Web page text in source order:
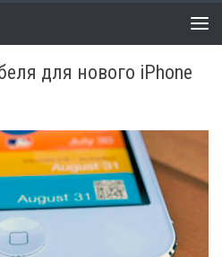
4 COMMENTS
для нового iPhone